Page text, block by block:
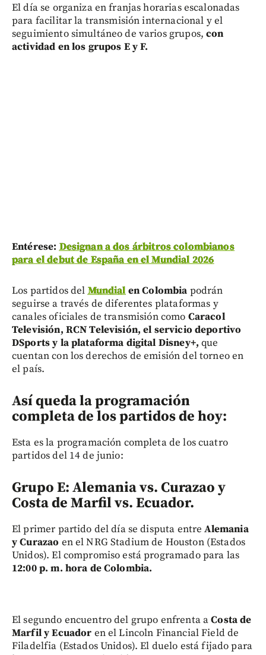
El día se organiza en franjas horarias escalonadas
para facilitar la transmisión internacional y el
seguimiento simultáneo de varios grupos,con
actividad en los grupos E y F.
Entérese: Designan a dos árbitros colombianos
para el debut de España en el Mundial 2026
Los partidos del Mundialen Colombia podrán
seguirse a través de diferentes plataformas y
canales oficiales de transmisión como Caracol
Televisión, RCN Televisión, el servicio deportivo
DSports y la plataforma digital Disney+,que
cuentan con los derechos de emisión del torneo en
el país.
Así queda la programación
completa de los partidos de hoy:
Esta es la programación completa de los cuatro
partidos del 14 de junio:
Grupo E: Alemania vs. Curazao y
Costa de Marfil vs. Ecuador.
El primer partido del día se disputa entreAlemania
y Curazao en el NRG Stadium de Houston (Estados
Unidos). El compromiso está programado para las
12:00 p. m. hora de Colombia.
El segundo encuentro del grupo enfrenta aCosta de
Marfil y Ecuador en el Lincoln Financial Field de
Filadelfia (Estados Unidos). El duelo está fijado para